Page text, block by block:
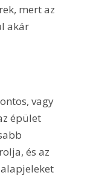
mert az
akár
épület
és az